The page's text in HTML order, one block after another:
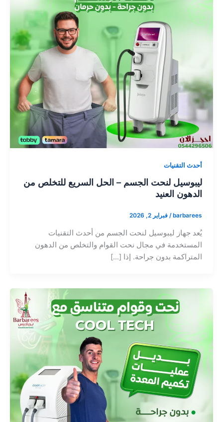
أحدث التقنيات
ليبوسيل لنحت الجسم – الحل السريع للتخلص من
الدهون العنيد
barbarees
/ فبراير 2, 2026
يُعد جهاز ليبوسيل لنحت الجسم من أحدث التقنيات
المستخدمة في مجال نحت القوام والتخلص من الدهون
المتراكمة بدون جراحة. إذا […]